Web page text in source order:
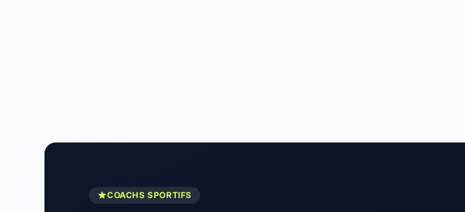
COACHS SPORTIFS